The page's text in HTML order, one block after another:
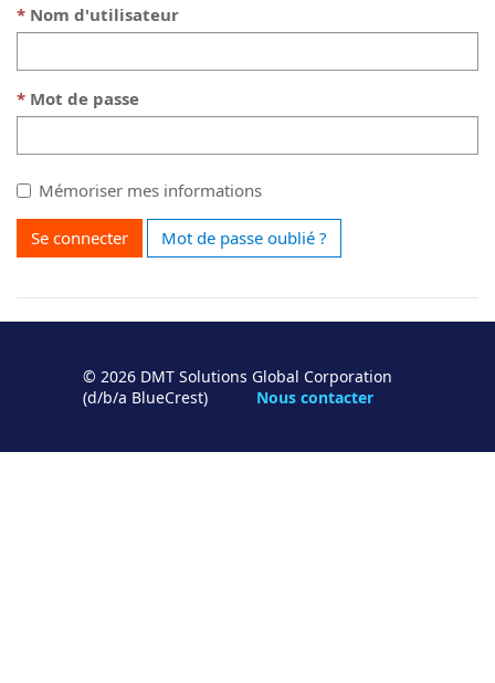
Nom d'utilisateur
Mot de passe
Mémoriser mes informations
Se connecter Mot de passe oublié ?
© 2026 DMT Solutions Global Corporation
(d/b/a BlueCrest) Nous contacter